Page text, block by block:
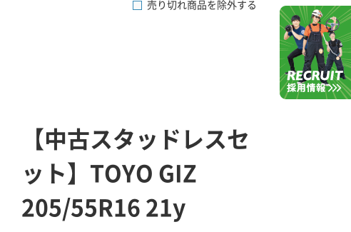
売り切れ商品を除外する
【中古スタッドレスセ
ット】TOYO GIZ
205/55R16 21y